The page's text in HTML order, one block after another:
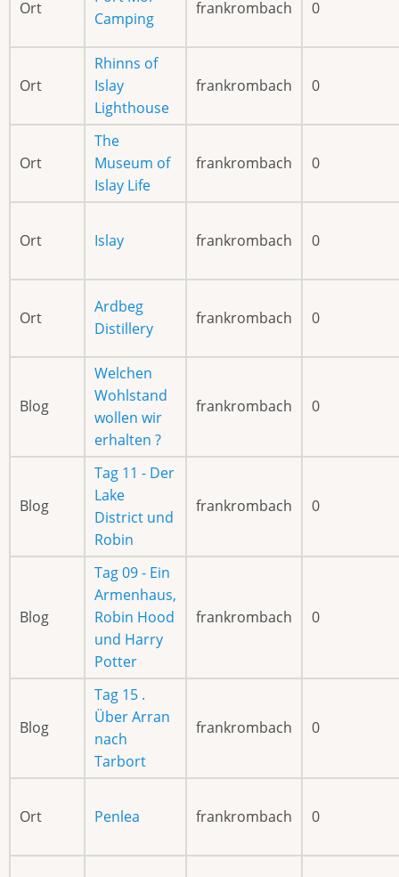
Ort
Camping
frankrombach 0
Ort
Rhinns of
Islay
Lighthouse
frankrombach 0
Ort
The
Museum of
Islay Life
frankrombach 0
Ort Islay frankrombach 0
Ort
Ardbeg
Distillery
frankrombach 0
Blog
Welchen
Wohlstand
wollen wir
erhalten ?
frankrombach 0
Blog
Tag 11 - Der
Lake
District und
Robin
frankrombach 0
Blog
Tag 09 - Ein
Armenhaus,
Robin Hood
und Harry
Potter
frankrombach 0
Blog
Tag 15 .
Über Arran
nach
Tarbort
frankrombach 0
Ort Penlea frankrombach 0